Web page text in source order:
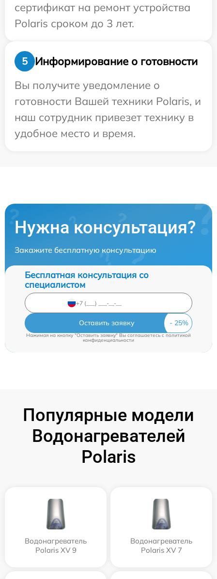
сертификат на ремонт устройства
Polaris сроком до 3 лет.
5
Информирование о готовности
Вы получите уведомление о
готовности Вашей техники Polaris, и
наш сотрудник привезет технику в
удобное место и время.
Нужна консультация?
Закажите бесплатную консультацию
Бесплатная консультация со
специалистом
Оставить заявку
Нажимая на кнопку "Оставить заявку" Вы соглашаетесь cполитикой
конфиденциальности
Популярные модели
Водонагревателей
Polaris
Водонагреватель
Polaris XV 9
Водонагреватель
Polaris XV 7